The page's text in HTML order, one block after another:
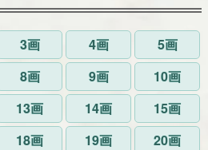
監修者紹介
3画 4画
5画
8画 9画
10画
13画 14画
15画
18画 19画
20画